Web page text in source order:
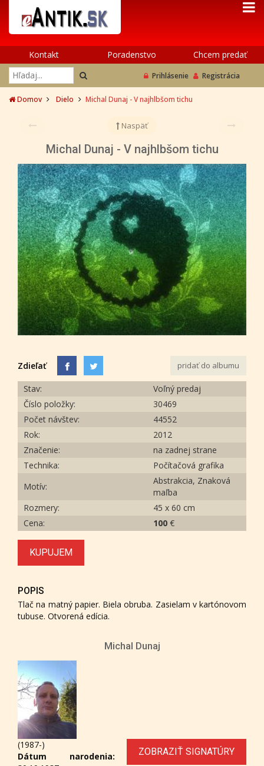
Kontakt Poradenstvo Chcem predať
Prihlásenie Registrácia
Domov Dielo Michal Dunaj - V najhlbšom tichu
Naspäť
Michal Dunaj - V najhlbšom tichu
Zdieľať pridať do albumu
Stav:
Voľný predaj
Číslo položky:
30469
Počet návštev:
44552
Rok:
2012
Značenie:
na zadnej strane
Technika:
Počítačová grafika
Motív:
Abstrakcia, Znaková
maľba
Rozmery:
45 x 60 cm
Cena:
100 €
KUPUJEM
POPIS
Tlač na matný papier. Biela obruba. Zasielam v kartónovom
tubuse. Otvorená edícia.
Michal Dunaj
ZOBRAZIŤ SIGNATÚRY
(1987-)
Dátum narodenia: